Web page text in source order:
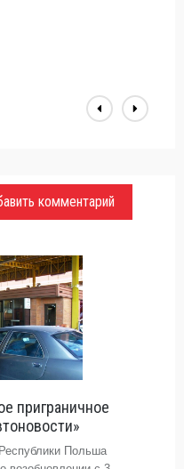
комментарий
приграничное
Польша